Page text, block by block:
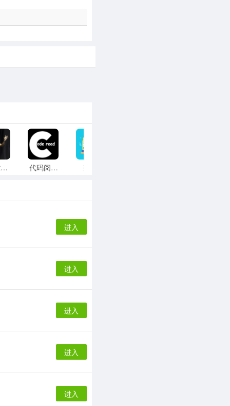
poseit安卓版 代码阅读器 剂查查
进入
进入
进入
进入
进入